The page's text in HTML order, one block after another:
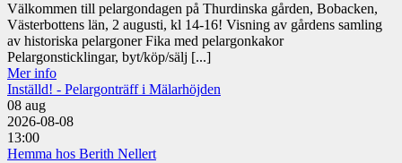
Välkommen till pelargondagen på Thurdinska gården, Bobacken,
Västerbottens län, 2 augusti, kl 14-16! Visning av gårdens samling
av historiska pelargoner Fika med pelargonkakor
Pelargonsticklingar, byt/köp/sälj [...]
Mer info
Inställd! - Pelargonträff i Mälarhöjden
08 aug
2026-08-08
13:00
Hemma hos Berith Nellert